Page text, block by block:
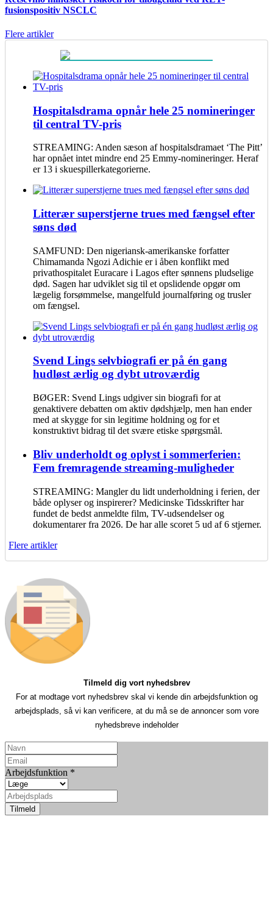
fusionspositiv NSCLC
Flere artikler
Hospitalsdrama opnår hele 25 nomineringer
til central TV-pris
STREAMING: Anden sæson af hospitalsdramaet ‘The Pitt’
har opnået intet mindre end 25 Emmy-nomineringer. Heraf
er 13 i skuespillerkategorierne.
Litterær superstjerne trues med fængsel efter
søns død
SAMFUND: Den nigeriansk-amerikanske forfatter
Chimamanda Ngozi Adichie er i åben konflikt med
privathospitalet Euracare i Lagos efter sønnens pludselige
død. Sagen har udviklet sig til et opslidende opgør om
lægelig forsømmelse, mangelfuld journalføring og trusler
om fængsel.
Svend Lings selvbiografi er på én gang
hudløst ærlig og dybt utroværdig
BØGER: Svend Lings udgiver sin biografi for at
genaktivere debatten om aktiv dødshjælp, men han ender
med at skygge for sin legitime holdning og for et
konstruktivt bidrag til det svære etiske spørgsmål.
Bliv underholdt og oplyst i sommerferien:
Fem fremragende streaming-muligheder
STREAMING: Mangler du lidt underholdning i ferien, der
både oplyser og inspirerer? Medicinske Tidsskrifter har
fundet de bedst anmeldte film, TV-udsendelser og
dokumentarer fra 2026. De har alle scoret 5 ud af 6 stjerner.
Flere artikler
Tilmeld dig vort nyhedsbrev
For at modtage vort nyhedsbrev skal vi kende din arbejdsfunktion og
arbejdsplads, så vi kan verificere, at du må se de annoncer som vore
nyhedsbreve indeholder
Arbejdsfunktion *
Tilmeld